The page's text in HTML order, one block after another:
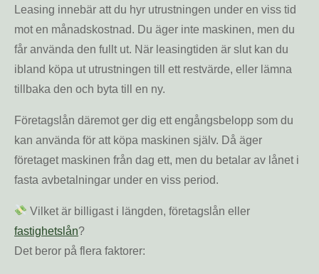
Leasing innebär att du hyr utrustningen under en viss tid
mot en månadskostnad. Du äger inte maskinen, men du
får använda den fullt ut. När leasingtiden är slut kan du
ibland köpa ut utrustningen till ett restvärde, eller lämna
tillbaka den och byta till en ny.
Företagslån däremot ger dig ett engångsbelopp som du
kan använda för att köpa maskinen själv. Då äger
företaget maskinen från dag ett, men du betalar av lånet i
fasta avbetalningar under en viss period.
Vilket är billigast i längden, företagslån eller
fastighetslån?
Det beror på flera faktorer: